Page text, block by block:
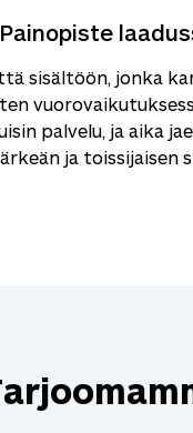
Painopiste
sisältöön, jonka
palvelu, ja aika
ja toissijaisen